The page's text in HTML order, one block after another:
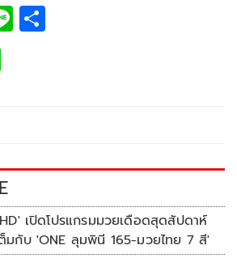
Li
เปิดโปรแกรมมวยเดือดสุดสัปดาห์
มกับ 'ONE ลุมพินี 165-มวยไทย 7 สี'